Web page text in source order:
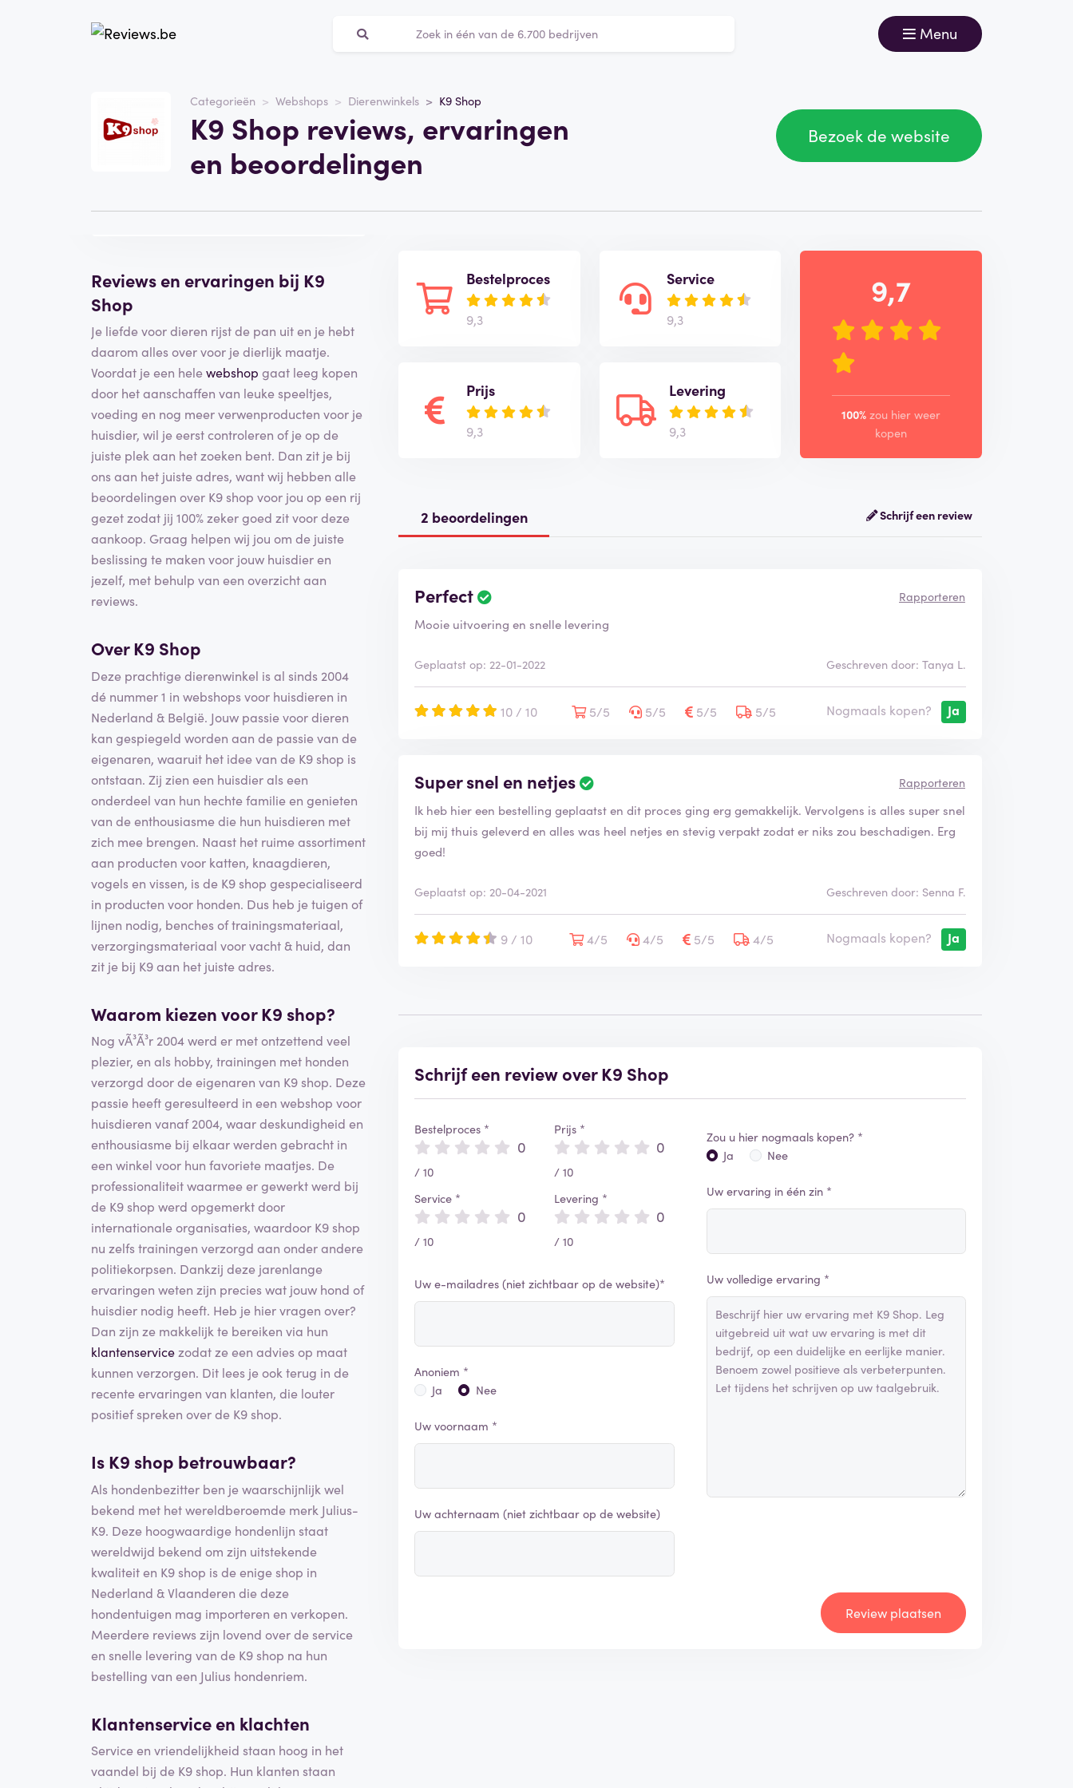
Menu
Categorieën Webshops Dierenwinkels K9 Shop
K9 Shop reviews, ervaringen
en beoordelingen
Bezoek de website
k9shop.nl
Categorie
Webshops
Reviews en ervaringen bij K9
Shop
Je liefde voor dieren rijst de pan uit en je hebt
daarom alles over voor je dierlijk maatje.
Voordat je een helewebshop gaat leeg kopen
door het aanschaffen van leuke speeltjes,
voeding en nog meer verwenproducten voor je
huisdier, wil je eerst controleren of je op de
juiste plek aan het zoeken bent. Dan zit je bij
ons aan het juiste adres, want wij hebben alle
beoordelingen over K9 shop voor jou op een rij
gezet zodat jij 100% zeker goed zit voor deze
aankoop. Graag helpen wij jou om de juiste
beslissing te maken voor jouw huisdier en
jezelf, met behulp van een overzicht aan
reviews.
Over K9 Shop
Deze prachtige dierenwinkel is al sinds 2004
dé nummer 1 in webshops voor huisdieren in
Nederland & België. Jouw passie voor dieren
kan gespiegeld worden aan de passie van de
eigenaren, waaruit het idee van de K9 shop is
ontstaan. Zij zien een huisdier als een
onderdeel van hun hechte familie en genieten
van de enthousiasme die hun huisdieren met
zich mee brengen. Naast het ruime assortiment
aan producten voor katten, knaagdieren,
vogels en vissen, is de K9 shop gespecialiseerd
in producten voor honden. Dus heb je tuigen of
lijnen nodig, benches of trainingsmateriaal,
verzorgingsmateriaal voor vacht & huid, dan
zit je bij K9 aan het juiste adres.
Waarom kiezen voor K9 shop?
Nog vÃ³Ã³r 2004 werd er met ontzettend veel
plezier, en als hobby, trainingen met honden
verzorgd door de eigenaren van K9 shop. Deze
passie heeft geresulteerd in een webshop voor
huisdieren vanaf 2004, waar deskundigheid en
enthousiasme bij elkaar werden gebracht in
een winkel voor hun favoriete maatjes. De
professionaliteit waarmee er gewerkt werd bij
de K9 shop werd opgemerkt door
internationale organisaties, waardoor K9 shop
nu zelfs trainingen verzorgd aan onder andere
politiekorpsen. Dankzij deze jarenlange
ervaringen weten zijn precies wat jouw hond of
huisdier nodig heeft. Heb je hier vragen over?
Dan zijn ze makkelijk te bereiken via hun
klantenservicezodat ze een advies op maat
kunnen verzorgen. Dit lees je ook terug in de
recente ervaringen van klanten, die louter
positief spreken over de K9 shop.
Is K9 shop betrouwbaar?
Als hondenbezitter ben je waarschijnlijk wel
bekend met het wereldberoemde merk Julius-
K9. Deze hoogwaardige hondenlijn staat
wereldwijd bekend om zijn uitstekende
kwaliteit en K9 shop is de enige shop in
Nederland & Vlaanderen die deze
hondentuigen mag importeren en verkopen.
Meerdere reviews zijn lovend over de service
en snelle levering van de K9 shop na hun
bestelling van een Julius hondenriem.
Klantenservice en klachten
Service en vriendelijkheid staan hoog in het
vaandel bij de K9 shop. Hun klanten staan
Bestelproces
9,3
Prijs
9,3
Service
9,3
Levering
9,3
9,7
100% zou hier weer
kopen
2 beoordelingen Schrijf een review
Perfect Rapporteren
Mooie uitvoering en snelle levering
Geplaatst op: 22-01-2022 Geschreven door: Tanya L.
10 / 10 5/5 5/5 5/5 5/5 Nogmaals kopen? Ja
Super snel en netjes Rapporteren
Ik heb hier een bestelling geplaatst en dit proces ging erg gemakkelijk. Vervolgens is alles super snel
bij mij thuis geleverd en alles was heel netjes en stevig verpakt zodat er niks zou beschadigen. Erg
goed!
Geplaatst op: 20-04-2021 Geschreven door: Senna F.
9 / 10 4/5 4/5 5/5 4/5 Nogmaals kopen? Ja
Schrijf een review over K9 Shop
Bestelproces *
0
/ 10
Service *
0
/ 10
Prijs *
0
/ 10
Levering *
0
/ 10
Uw e-mailadres (niet zichtbaar op de website)*
Anoniem *
Ja
Nee
Uw voornaam *
Uw achternaam (niet zichtbaar op de website)
Zou u hier nogmaals kopen? *
Ja
Nee
Uw ervaring in één zin *
Uw volledige ervaring *
Review plaatsen